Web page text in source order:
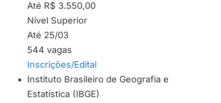
Até R$ 3.550,00
Nível Superior
Até 25/03
544 vagas
Inscrições/Edital
Instituto Brasileiro de Geografia e
Estatística (IBGE)